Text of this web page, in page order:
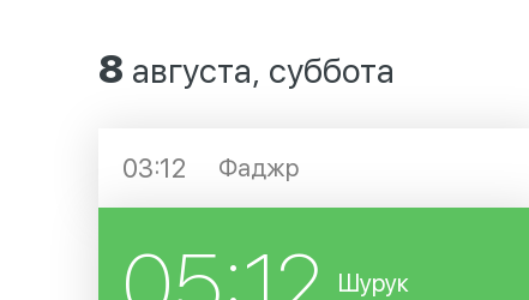
8 августа, суббота
03:12 Фаджр
Шурук